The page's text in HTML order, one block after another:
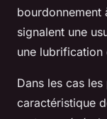
bourdonnement
signalent une
une lubrification
Dans les cas
caractéristique